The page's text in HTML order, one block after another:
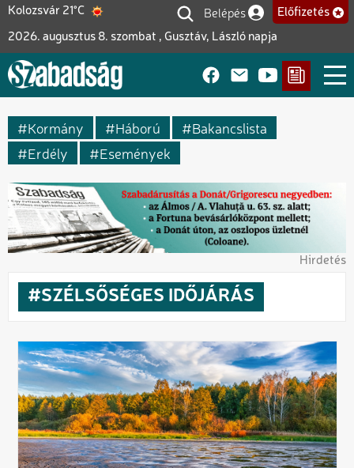
Ugrás
tartalomra
Kolozsvár 21°C
2026. augusztus 8. szombat , Gusztáv, László napja
Felhasználói fiók
Belépés Előfizetés
Kormány Háború
Bakancslista
Erdély
Események
Hirdetés
SZÉLSŐSÉGES IDŐJÁRÁS